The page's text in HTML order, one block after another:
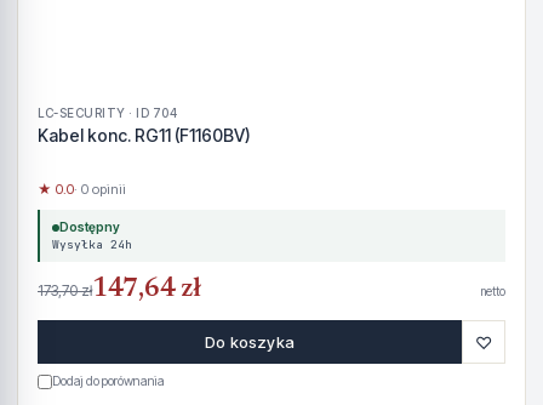
LC-SECURITY · ID 704
Kabel konc. RG11 (F1160BV)
★ 0.0· 0 opinii
Dostępny
Wysyłka 24h
173,70 zł147,64 zł netto
Do koszyka ♡
Dodaj do porównania